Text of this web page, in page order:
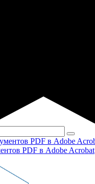
PDF в Adobe Acrobat